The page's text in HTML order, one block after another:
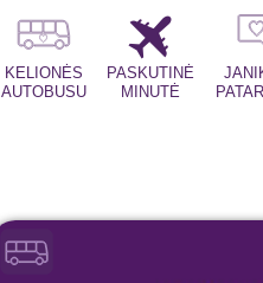
KELIONĖS
AUTOBUSU
PASKUTINĖ
MINUTĖ